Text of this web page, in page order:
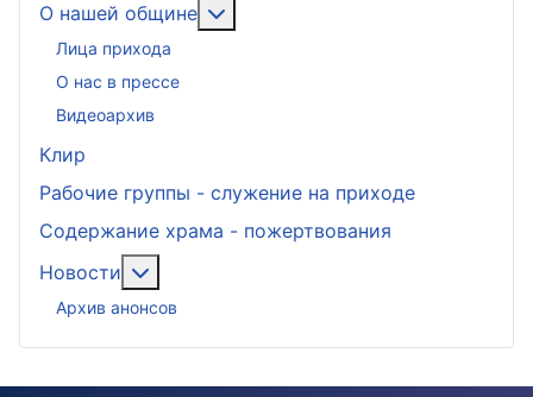
О нашей общине
Лица прихода
О нас в прессе
Видеоархив
Клир
Рабочие группы - служение на приходе
Содержание храма - пожертвования
Новости
Архив анонсов